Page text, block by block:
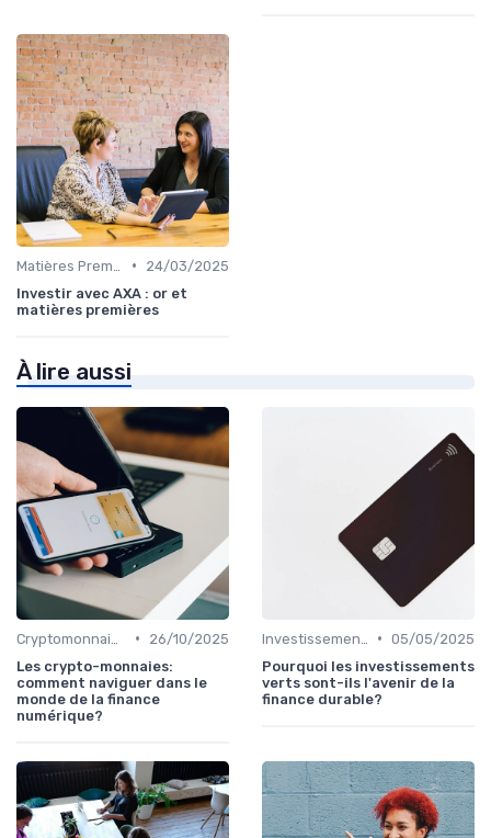
•
24/03/2025
Investir avec AXA : or et
matières premières
À lire aussi
•
26/10/2025
Les crypto-monnaies:
comment naviguer dans le
monde de la finance
numérique?
• 05/05/2025
Pourquoi les investissements
verts sont-ils l'avenir de la
finance durable?